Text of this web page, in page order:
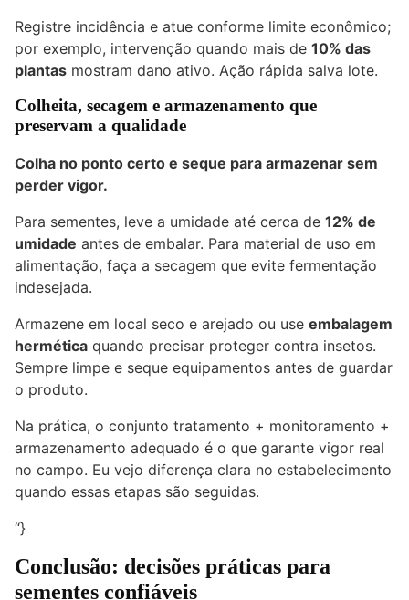
Registre incidência e atue conforme limite econômico;
por exemplo, intervenção quando mais de 10% das
plantas mostram dano ativo. Ação rápida salva lote.
Colheita, secagem e armazenamento que
preservam a qualidade
Colha no ponto certo e seque para armazenar sem
perder vigor.
Para sementes, leve a umidade até cerca de 12% de
umidade antes de embalar. Para material de uso em
alimentação, faça a secagem que evite fermentação
indesejada.
Armazene em local seco e arejado ou use embalagem
hermética quando precisar proteger contra insetos.
Sempre limpe e seque equipamentos antes de guardar
o produto.
Na prática, o conjunto tratamento + monitoramento +
armazenamento adequado é o que garante vigor real
no campo. Eu vejo diferença clara no estabelecimento
quando essas etapas são seguidas.
“}
Conclusão: decisões práticas para
sementes confiáveis